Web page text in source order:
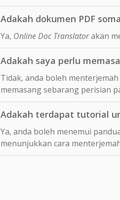
Adakah dokumen PDF
Ya, Online Doc Translatorakan
Adakah saya perlu
Tidak, anda boleh
memasang sebarang perisian
Adakah terdapat tutorial
Ya, anda boleh menemui
menunjukkan cara